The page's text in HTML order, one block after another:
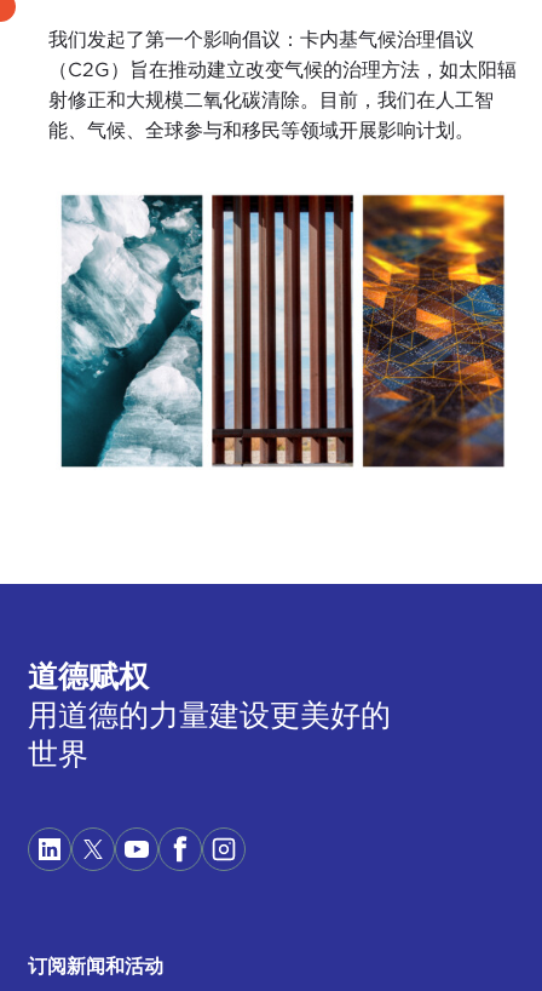
我们发起了第一个影响倡议：卡内基气候治理倡议
（C2G）旨在推动建立改变气候的治理方法，如太阳辐
射修正和大规模二氧化碳清除。目前，我们在人工智
能、气候、全球参与和移民等领域开展影响计划。
道德赋权
用道德的力量建设更美好的
世界
订阅新闻和活动